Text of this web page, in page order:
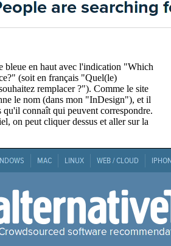
bleue en haut avec l'indication "Which
(soit en français "Quel(le)
remplacer ?"). Comme le site
le nom (dans mon "InDesign"), et il
qu'il connaît qui peuvent correspondre.
on peut cliquer dessus et aller sur la